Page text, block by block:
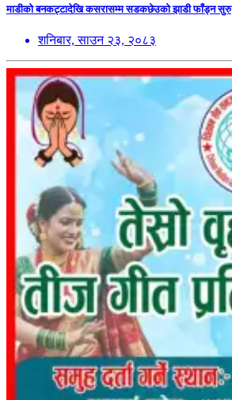
माडीको बनकट्टादेखि कसरासम्म सडकछेउको झाडी फाँड्न सुरु
शनिबार, साउन २३, २०८३